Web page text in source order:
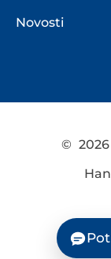
Novosti
©